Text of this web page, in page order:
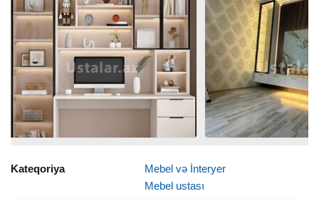
Kateqoriya
Mebel və İnteryer
Mebel ustası